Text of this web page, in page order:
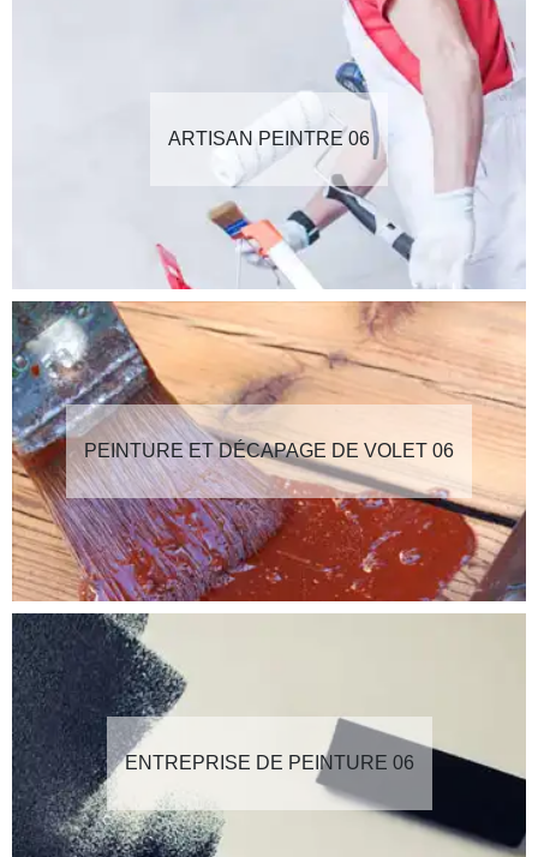
ARTISAN PEINTRE 06
PEINTURE ET DÉCAPAGE DE VOLET 06
ENTREPRISE DE PEINTURE 06